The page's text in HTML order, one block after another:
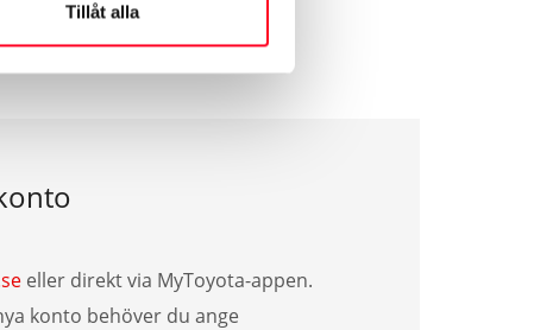
Tillåt alla
eller direkt via MyToyota-appen.
konto behöver du ange